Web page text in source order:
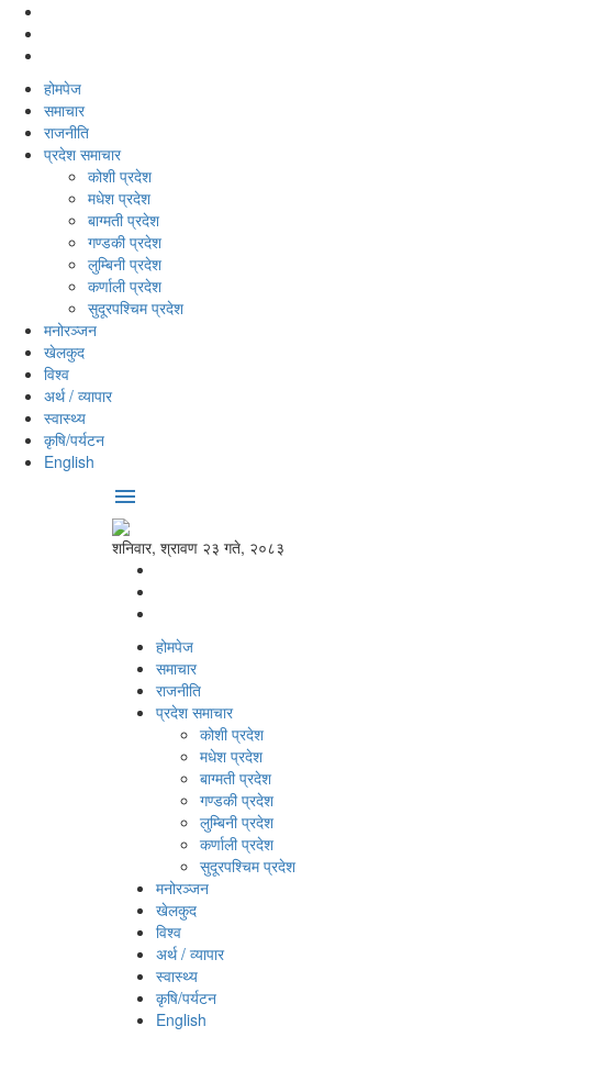
होमपेज
समाचार
राजनीति
प्रदेश समाचार
कोशी प्रदेश
मधेश प्रदेश
बाग्मती प्रदेश
गण्डकी प्रदेश
लुम्बिनी प्रदेश
कर्णाली प्रदेश
सुदूरपश्‍चिम प्रदेश
मनोरञ्‍जन
खेलकुद
विश्‍व
अर्थ / व्यापार
स्वास्थ्य
कृषि/पर्यटन
English
menu
शनिवार, श्रावण २३ गते, २०८३
होमपेज
समाचार
राजनीति
प्रदेश समाचार
कोशी प्रदेश
मधेश प्रदेश
बाग्मती प्रदेश
गण्डकी प्रदेश
लुम्बिनी प्रदेश
कर्णाली प्रदेश
सुदूरपश्‍चिम प्रदेश
मनोरञ्‍जन
खेलकुद
विश्‍व
अर्थ / व्यापार
स्वास्थ्य
कृषि/पर्यटन
English